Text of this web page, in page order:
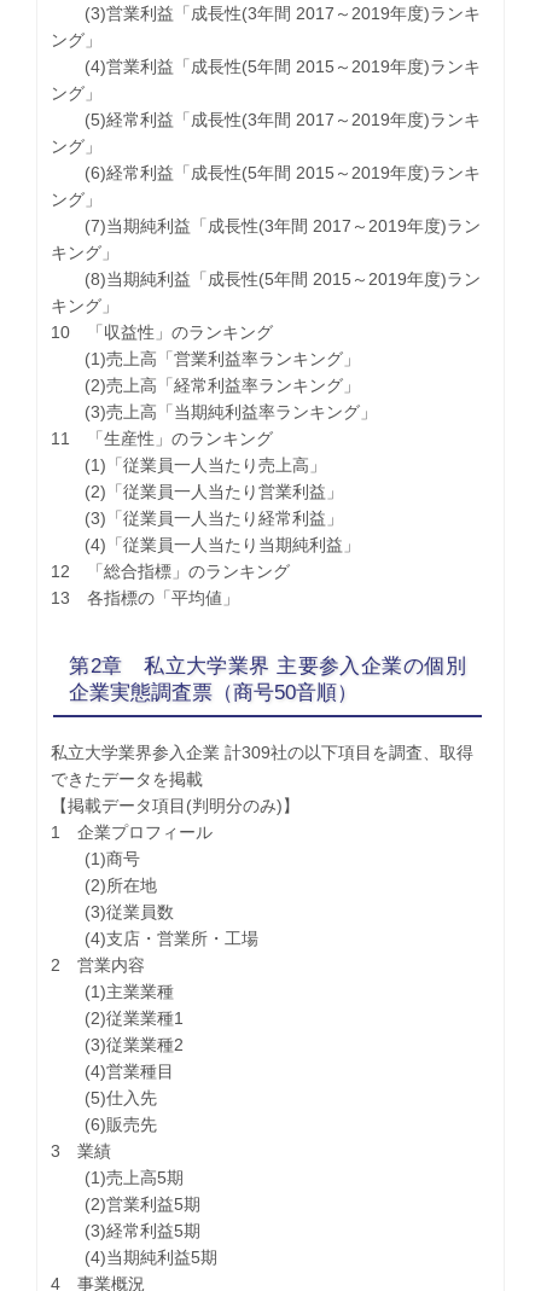
(3)営業利益「成長性(3年間 2017～2019年度)ランキ
ング」
(4)営業利益「成長性(5年間 2015～2019年度)ランキ
ング」
(5)経常利益「成長性(3年間 2017～2019年度)ランキ
ング」
(6)経常利益「成長性(5年間 2015～2019年度)ランキ
ング」
(7)当期純利益「成長性(3年間 2017～2019年度)ラン
キング」
(8)当期純利益「成長性(5年間 2015～2019年度)ラン
キング」
10 「収益性」のランキング
(1)売上高「営業利益率ランキング」
(2)売上高「経常利益率ランキング」
(3)売上高「当期純利益率ランキング」
11 「生産性」のランキング
(1)「従業員一人当たり売上高」
(2)「従業員一人当たり営業利益」
(3)「従業員一人当たり経常利益」
(4)「従業員一人当たり当期純利益」
12 「総合指標」のランキング
13 各指標の「平均値」
第2章 私立大学業界 主要参入企業の個別
企業実態調査票（商号50音順）
私立大学業界参入企業 計309社の以下項目を調査、取得
できたデータを掲載
【掲載データ項目(判明分のみ)】
1 企業プロフィール
(1)商号
(2)所在地
(3)従業員数
(4)支店・営業所・工場
2 営業内容
(1)主業業種
(2)従業業種1
(3)従業業種2
(4)営業種目
(5)仕入先
(6)販売先
3 業績
(1)売上高5期
(2)営業利益5期
(3)経常利益5期
(4)当期純利益5期
4 事業概況